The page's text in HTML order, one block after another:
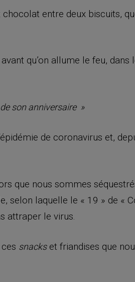
entre deux biscuits,
qu’on allume le feu, dans
son anniversaire »
de coronavirus et,
que nous sommes
selon laquelle le « 19 » de «
attraper le virus.
snackset friandises que